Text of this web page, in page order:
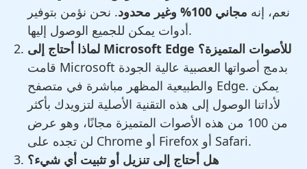
نعم، إنه مجاني 100% وغير محدود
. نحن نؤمن بتوفير
أدوات يمكن للجميع الوصول إليها.
لماذا أحتاج إلى Microsoft Edge للأصوات المتميزة؟
قامت Microsoft بدمج أصواتها العصبية عالية الجودة
والطبيعية المظهر مباشرة في متصفح Edge. يمكن
لأداتنا الوصول إلى هذه التقنية الأصلية لتزويدك بأكثر
من 100 من هذه الأصوات المتميزة مجانًا، وهو عرض
لن تجده على Chrome أو Firefox أو Safari.
هل أحتاج إلى تنزيل أو تثبيت أي شيء؟